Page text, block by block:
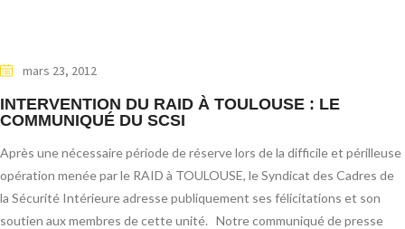
mars 23, 2012
INTERVENTION DU RAID À TOULOUSE : LE
COMMUNIQUÉ DU SCSI
Après une nécessaire période de réserve lors de la difficile et périlleuse
opération menée par le RAID à TOULOUSE, le Syndicat des Cadres de
la Sécurité Intérieure adresse publiquement ses félicitations et son
soutien aux membres de cette unité. Notre communiqué de presse